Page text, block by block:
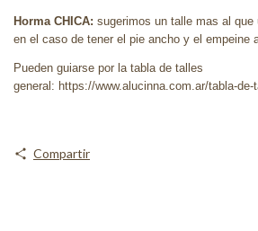
Horma CHICA: sugerimos un talle mas al
en el caso de tener el pie ancho y el empeine
Pueden guiarse por la tabla de talles
general: https://www.alucinna.com.ar/tabla-de-
Compartir